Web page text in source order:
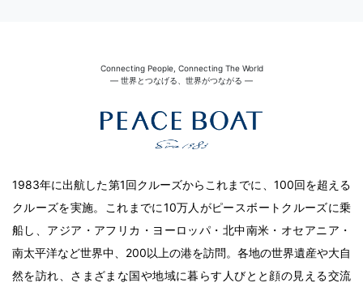
Connecting People, Connecting The World
― 世界とつなげる、世界がつながる ―
1983年に出航した第1回クルーズからこれまでに、100回を超える
クルーズを実施。これまでに10万人がピースボートクルーズに乗
船し、アジア・アフリカ・ヨーロッパ・北中南米・オセアニア・
南太平洋など世界中、200以上の港を訪問。各地の世界遺産や大自
然を訪れ、さまざまな国や地域に暮らす人びとと顔の見える交流